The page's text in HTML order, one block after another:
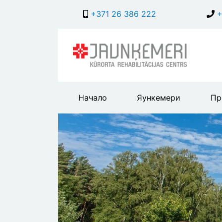
+371 26 386 222
Main
header
menu
Начало Яункемери